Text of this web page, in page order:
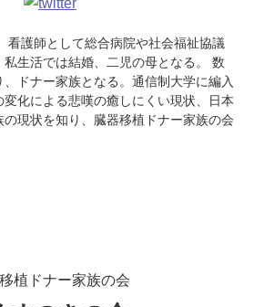
看護師として総合病院や社会福祉協議
生活では結婚、二児の母となる。 数
ドナー家族となる。通信制大学に編入
変化による悲嘆の癒しにくい現状、日本
現状を知り、臓器移植ドナー家族の会
植ドナー家族の会